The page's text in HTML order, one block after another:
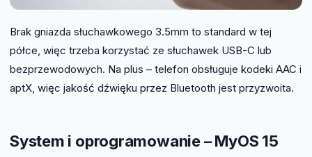
Brak gniazda słuchawkowego 3.5mm to standard w tej
półce, więc trzeba korzystać ze słuchawek USB-C lub
bezprzewodowych. Na plus – telefon obsługuje kodeki AAC i
aptX, więc jakość dźwięku przez Bluetooth jest przyzwoita.
System i oprogramowanie – MyOS 15